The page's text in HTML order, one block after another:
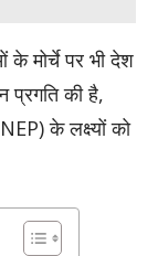
के मोर्चे पर भी देश
प्रगति की है,
के लक्ष्यों को